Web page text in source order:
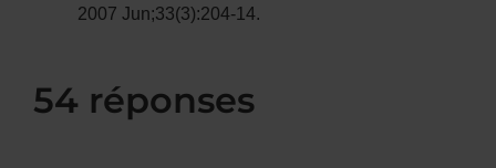
2007 Jun;33(3):204-14.
54 réponses